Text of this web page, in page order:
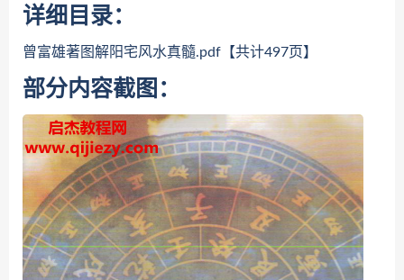
详细目录：
曾富雄著图解阳宅风水真髓.pdf【共计497页】
部分内容截图：